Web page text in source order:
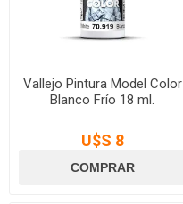
Vallejo Pintura Model Color
Blanco Frío 18 ml.
U$S 8